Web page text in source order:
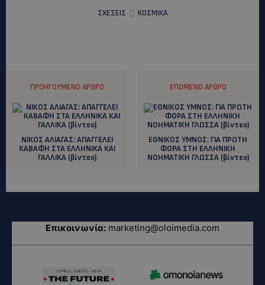
ΣΧΕΣΕΙΣ
ΚΟΣΜΙΚΑ
ΠΡΟΗΓΟΎΜΕΝΟ ΆΡΘΡΟ
ΝΙΚΟΣ ΑΛΙΑΓΑΣ: AΠΑΓΓΕΛΕΙ
ΚΑΒΑΦΗ ΣΤΑ ΕΛΛΗΝΙΚΑ ΚΑΙ
ΓΑΛΛΙΚΑ (βίντεο)
ΕΠΌΜΕΝΟ ΆΡΘΡΟ
ΕΘΝΙΚΟΣ ΥΜΝΟΣ: ΓΙΑ ΠΡΩΤΗ
ΦΟΡΑ ΣΤΗ ΕΛΛΗΝΙΚΗ
ΝΟΗΜΑΤΙΚΗ ΓΛΩΣΣΑ (βίντεο)
Επικοινωνία: marketing@oloimedia.com